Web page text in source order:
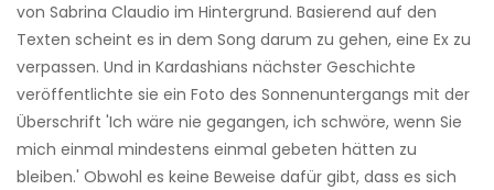
von Sabrina Claudio im Hintergrund. Basierend auf den
Texten scheint es in dem Song darum zu gehen, eine Ex zu
verpassen. Und in Kardashians nächster Geschichte
veröffentlichte sie ein Foto des Sonnenuntergangs mit der
Überschrift 'Ich wäre nie gegangen, ich schwöre, wenn Sie
mich einmal mindestens einmal gebeten hätten zu
bleiben.' Obwohl es keine Beweise dafür gibt, dass es sich